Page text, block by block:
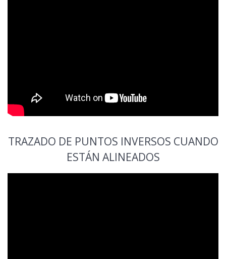
TRAZADO DE PUNTOS INVERSOS CUANDO
ESTÁN ALINEADOS